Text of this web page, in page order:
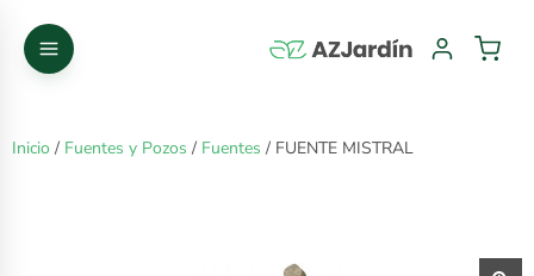
Inicio / Fuentes y Pozos / Fuentes / FUENTE MISTRAL